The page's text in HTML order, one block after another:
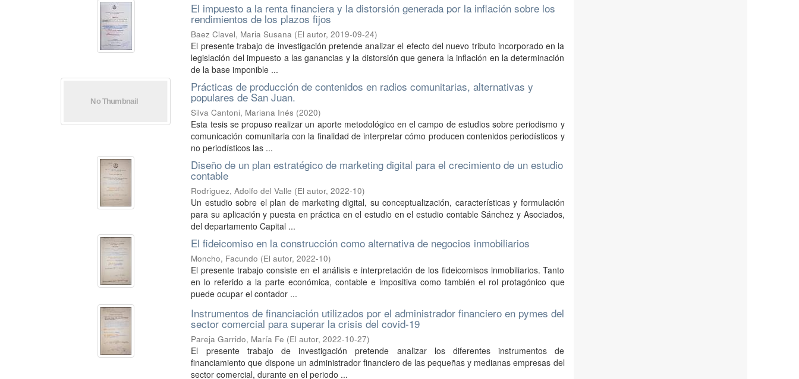
El impuesto a la renta financiera y la distorsión generada por la inflación sobre los
rendimientos de los plazos fijos
Baez Clavel, Maria Susana (El autor,2019-09-24)
El presente trabajo de investigación pretende analizar el efecto del nuevo tributo incorporado en la
legislación del impuesto a las ganancias y la distorsión que genera la inflación en la determinación
de la base imponible ...
Prácticas de producción de contenidos en radios comunitarias, alternativas y
populares de San Juan.
Silva Cantoni, Mariana Inés (2020)
Esta tesis se propuso realizar un aporte metodológico en el campo de estudios sobre periodismo y
comunicación comunitaria con la finalidad de interpretar cómo producen contenidos periodísticos y
no periodísticos las ...
Diseño de un plan estratégico de marketing digital para el crecimiento de un estudio
contable
Rodriguez, Adolfo del Valle (El autor,2022-10)
Un estudio sobre el plan de marketing digital, su conceptualización, características y formulación
para su aplicación y puesta en práctica en el estudio en el estudio contable Sánchez y Asociados,
del departamento Capital ...
El fideicomiso en la construcción como alternativa de negocios inmobiliarios
Moncho, Facundo (El autor,2022-10)
El presente trabajo consiste en el análisis e interpretación de los fideicomisos inmobiliarios. Tanto
en lo referido a la parte económica, contable e impositiva como también el rol protagónico que
puede ocupar el contador ...
Instrumentos de financiación utilizados por el administrador financiero en pymes del
sector comercial para superar la crisis del covid-19
Pareja Garrido, María Fe (El autor,2022-10-27)
El presente trabajo de investigación pretende analizar los diferentes instrumentos de
financiamiento que dispone un administrador financiero de las pequeñas y medianas empresas del
sector comercial, durante en el periodo ...